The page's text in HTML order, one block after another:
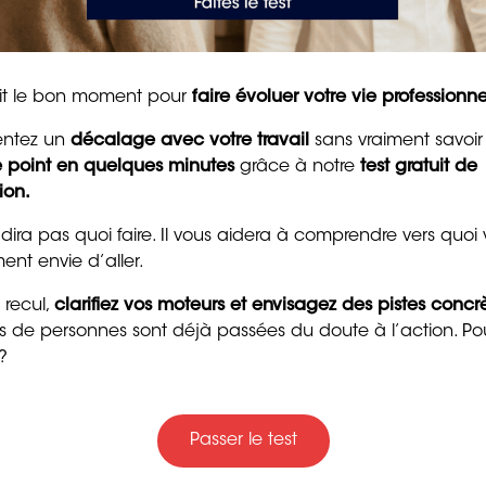
soignantes, et aides-soignants, aiment avant
(physiquement ou moralement) se révèle
sa bienveillance (valeur amenant à faire le
de stimulation (envie de relever des défis).
du métier ?
En outre, ils travaillent souvent debout, et sont
aider à se lever ou se déplacer… Ce métier exige
rotation des équipes, avec des permanences le
pour raviver la
et la confiance
Trente messages
4 min. de lecture
le bon moment pour faire évoluer votre vie
un décalage avec votre travail sans vraiment
point en quelques minutesgrâce à notre test gratuit de
dira pas quoi faire. Il vous aidera à comprendre vers quoi
envie d’aller.
recul, clarifiez vos moteurs et envisagez des pistes
de personnes sont déjà passées du doute à l’action.
Passer le test